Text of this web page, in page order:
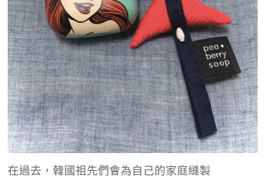
在過去，韓國祖先們會為自己的家庭縫製